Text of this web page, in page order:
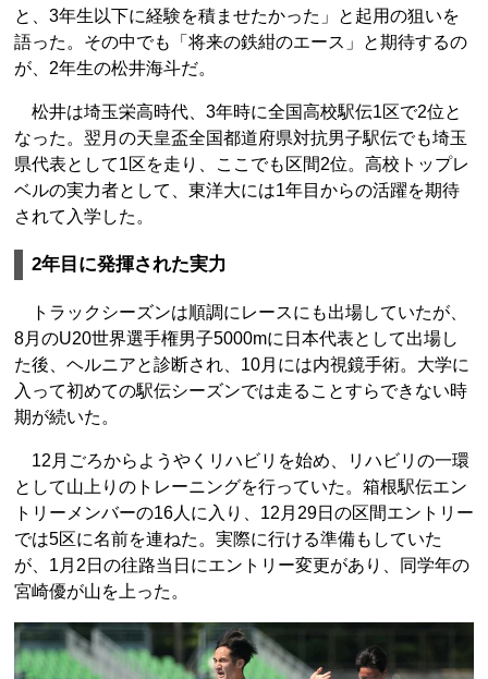
と、3年生以下に経験を積ませたかった」と起用の狙いを
語った。その中でも「将来の鉄紺のエース」と期待するの
が、2年生の松井海斗だ。
松井は埼玉栄高時代、3年時に全国高校駅伝1区で2位と
なった。翌月の天皇盃全国都道府県対抗男子駅伝でも埼玉
県代表として1区を走り、ここでも区間2位。高校トップレ
ベルの実力者として、東洋大には1年目からの活躍を期待
されて入学した。
2年目に発揮された実力
トラックシーズンは順調にレースにも出場していたが、
8月のU20世界選手権男子5000mに日本代表として出場し
た後、ヘルニアと診断され、10月には内視鏡手術。大学に
入って初めての駅伝シーズンでは走ることすらできない時
期が続いた。
12月ごろからようやくリハビリを始め、リハビリの一環
として山上りのトレーニングを行っていた。箱根駅伝エン
トリーメンバーの16人に入り、12月29日の区間エントリー
では5区に名前を連ねた。実際に行ける準備もしていた
が、1月2日の往路当日にエントリー変更があり、同学年の
宮崎優が山を上った。